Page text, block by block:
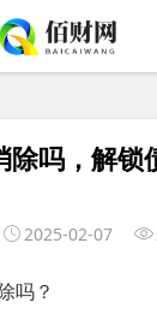
除吗，解锁
2025-02-07
吗？